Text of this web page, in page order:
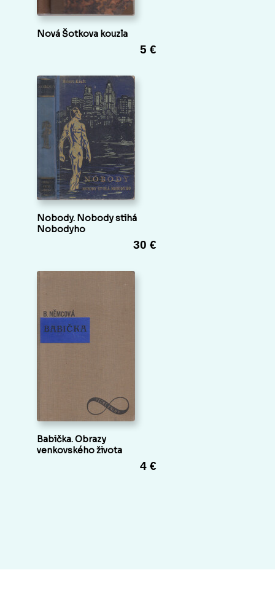
Nová Šotkova kouzla
5 €
Nobody. Nobody stihá
Nobodyho
30 €
Babička. Obrazy
venkovského života
4 €